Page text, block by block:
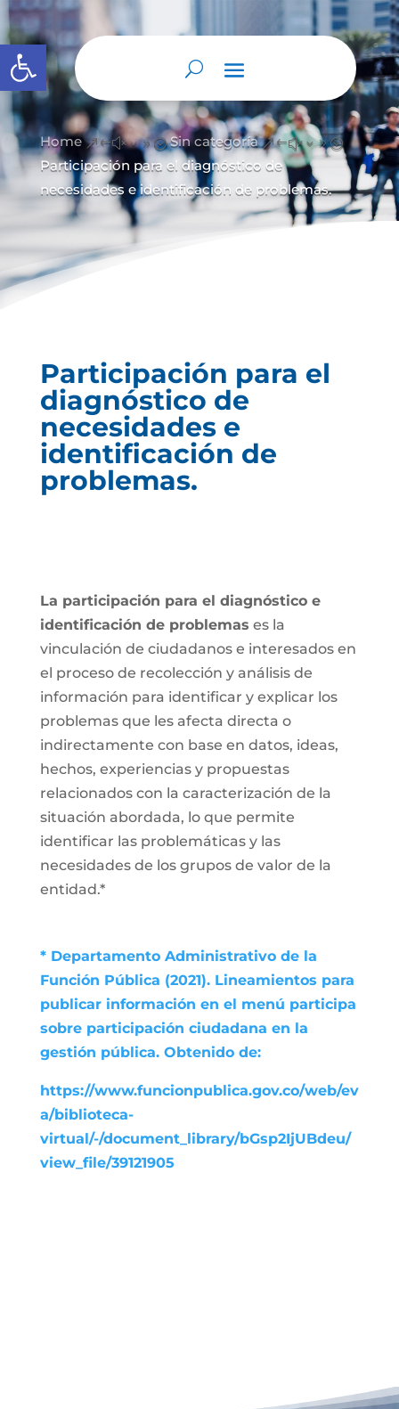
Abrir barra de herramientas
Home &#x39; Sin categoría &#x39;
Participación para el diagnóstico de
necesidades e identificación de problemas.
Participación para el
diagnóstico de
necesidades e
identificación de
problemas.
La participación para el diagnóstico e
identificación de problemas es la
vinculación de ciudadanos e interesados en
el proceso de recolección y análisis de
información para identificar y explicar los
problemas que les afecta directa o
indirectamente con base en datos, ideas,
hechos, experiencias y propuestas
relacionados con la caracterización de la
situación abordada, lo que permite
identificar las problemáticas y las
necesidades de los grupos de valor de la
entidad.*
* Departamento Administrativo de la
Función Pública (2021). Lineamientos para
publicar información en el menú participa
sobre participación ciudadana en la
gestión pública. Obtenido de:
https://www.funcionpublica.gov.co/web/ev
a/biblioteca-
virtual/-/document_library/bGsp2IjUBdeu/
view_file/39121905